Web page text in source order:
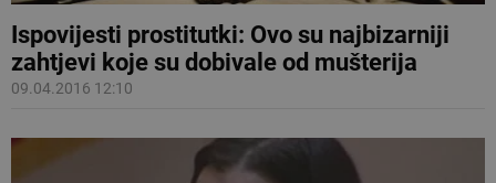
Ispovijesti prostitutki: Ovo su najbizarniji
zahtjevi koje su dobivale od mušterija
09.04.2016 12:10